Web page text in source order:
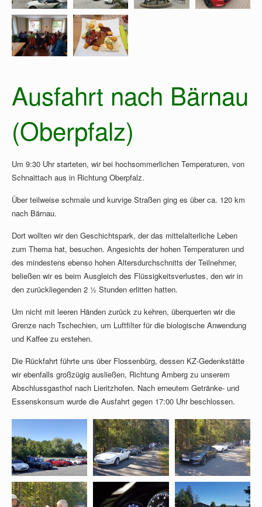
Ausfahrt nach Bärnau
(Oberpfalz)
Um 9:30 Uhr starteten, wir bei hochsommerlichen Temperaturen, von
Schnaittach aus in Richtung Oberpfalz.
Über teilweise schmale und kurvige Straßen ging es über ca. 120 km
nach Bärnau.
Dort wollten wir den Geschichtspark, der das mittelalterliche Leben
zum Thema hat, besuchen. Angesichts der hohen Temperaturen und
des mindestens ebenso hohen Altersdurchschnitts der Teilnehmer,
beließen wir es beim Ausgleich des Flüssigkeitsverlustes, den wir in
den zurückliegenden 2 ½ Stunden erlitten hatten.
Um nicht mit leeren Händen zurück zu kehren, überquerten wir die
Grenze nach Tschechien, um Luftfilter für die biologische Anwendung
und Kaffee zu erstehen.
Die Rückfahrt führte uns über Flossenbürg, dessen KZ-Gedenkstätte
wir ebenfalls großzügig ausließen, Richtung Amberg zu unserem
Abschlussgasthof nach Lieritzhofen. Nach erneutem Getränke- und
Essenskonsum wurde die Ausfahrt gegen 17:00 Uhr beschlossen.